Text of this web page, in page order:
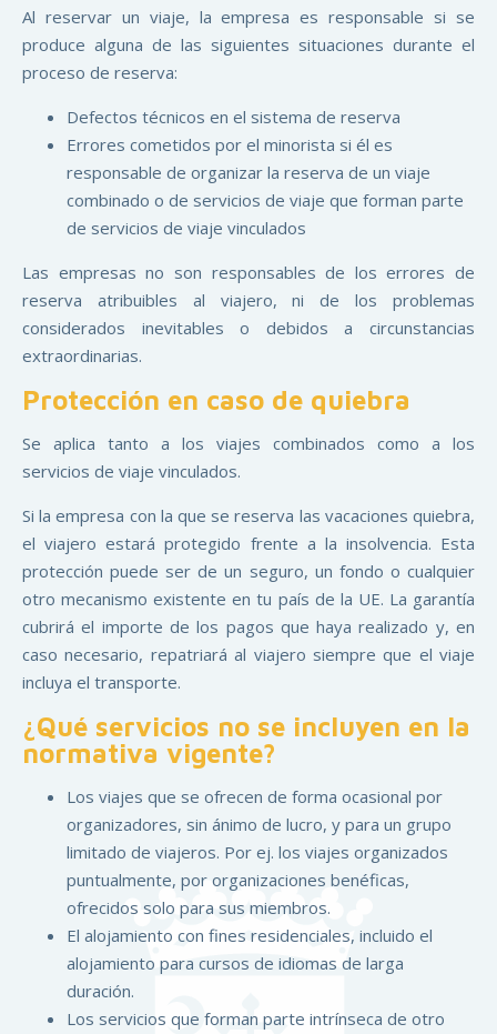
Al reservar un viaje, la empresa es responsable si se
produce alguna de las siguientes situaciones durante el
proceso de reserva:
Defectos técnicos en el sistema de reserva
Errores cometidos por el minorista si él es
responsable de organizar la reserva de un viaje
combinado o de servicios de viaje que forman parte
de servicios de viaje vinculados
Las empresas no son responsables de los errores de
reserva atribuibles al viajero, ni de los problemas
considerados inevitables o debidos a circunstancias
extraordinarias.
Protección en caso de quiebra
Se aplica tanto a los viajes combinados como a los
servicios de viaje vinculados.
Si la empresa con la que se reserva las vacaciones quiebra,
el viajero estará protegido frente a la insolvencia. Esta
protección puede ser de un seguro, un fondo o cualquier
otro mecanismo existente en tu país de la UE. La garantía
cubrirá el importe de los pagos que haya realizado y, en
caso necesario, repatriará al viajero siempre que el viaje
incluya el transporte.
¿Qué servicios no se incluyen en la
normativa vigente?
Los viajes que se ofrecen de forma ocasional por
organizadores, sin ánimo de lucro, y para un grupo
limitado de viajeros. Por ej. los viajes organizados
puntualmente, por organizaciones benéficas,
ofrecidos solo para sus miembros.
El alojamiento con fines residenciales, incluido el
alojamiento para cursos de idiomas de larga
duración.
Los servicios que forman parte intrínseca de otro